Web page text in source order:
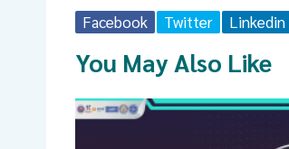
Facebook Twitter Linkedin
You May Also Like